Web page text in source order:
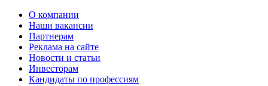
О компании
Наши вакансии
Партнерам
Реклама на сайте
Новости и статьи
Инвесторам
Кандидаты по профессиям